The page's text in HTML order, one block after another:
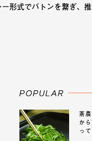
形式でバトンを繋ぎ、
茶
から
っ